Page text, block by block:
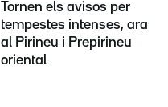
Tornen els avisos per
tempestes intenses, ara
al Pirineu i Prepirineu
oriental